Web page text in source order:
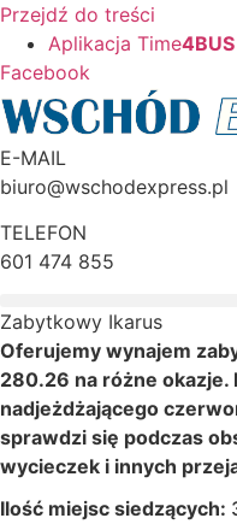
Przejdź do treści
Aplikacja Time4BUS
Facebook
E-MAIL
biuro@wschodexpress.pl
TELEFON
601 474 855
Zabytkowy Ikarus
Oferujemy wynajem
280.26 na różne
nadjeżdżającego
sprawdzi się podczas
wycieczek i innych
Ilość miejsc siedzących: